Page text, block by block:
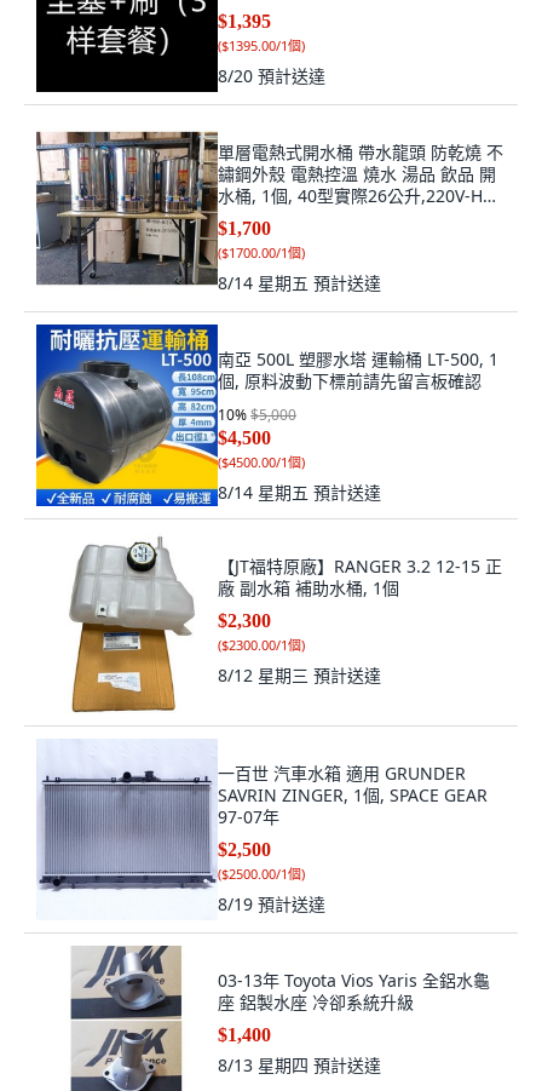
$1,395
($1395.00/1個)
8/20 預計送達
單層電熱式開水桶 帶水龍頭 防乾燒 不
鏽鋼外殼 電熱控溫 燒水 湯品 飲品 開
水桶, 1個, 40型實際26公升,220V-H字
插頭
$1,700
($1700.00/1個)
8/14 星期五 預計送達
南亞 500L 塑膠水塔 運輸桶 LT-500, 1
個, 原料波動下標前請先留言板確認
10%$5,000
$4,500
($4500.00/1個)
8/14 星期五 預計送達
【JT福特原廠】RANGER 3.2 12-15 正
廠 副水箱 補助水桶, 1個
$2,300
($2300.00/1個)
8/12 星期三 預計送達
一百世 汽車水箱 適用 GRUNDER
SAVRIN ZINGER, 1個, SPACE GEAR
97-07年
$2,500
($2500.00/1個)
8/19 預計送達
03-13年 Toyota Vios Yaris 全鋁水龜
座 鋁製水座 冷卻系統升級
$1,400
8/13 星期四 預計送達